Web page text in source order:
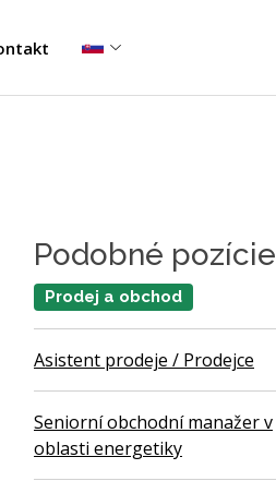
Podobné pozície
Prodej a obchod
Asistent prodeje / Prodejce
Seniorní obchodní manažer v
oblasti energetiky